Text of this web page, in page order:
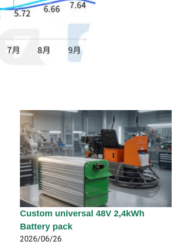
De nuestros productos
Custom universal 48V 2,4kWh
Battery pack
2026/06/26